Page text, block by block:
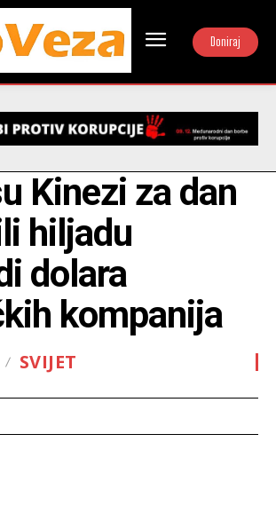
Doniraj
Kinezi za dan
hiljadu
dolara
kompanija
SVIJET